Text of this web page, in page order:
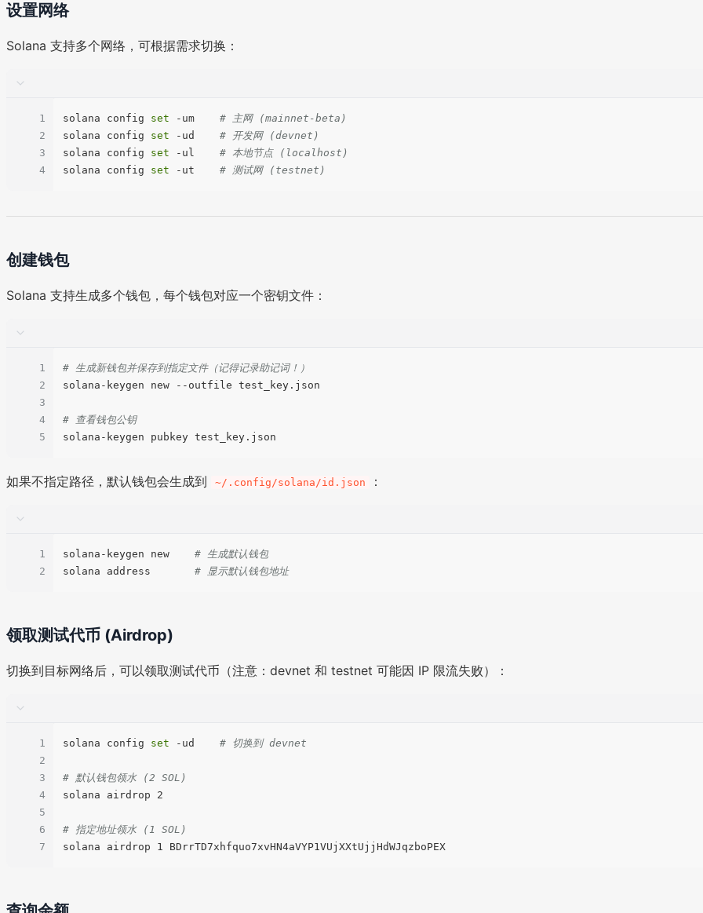
设置网络
Solana 支持多个网络，可根据需求切换：
1
2
3
4
solana config set -um # 主网 (mainnet-beta)
solana config set -ud # 开发网 (devnet)
solana config set -ul # 本地节点 (localhost)
solana config set -ut # 测试网 (testnet)
创建钱包
Solana 支持生成多个钱包，每个钱包对应一个密钥文件：
1
2
3
4
5
# 生成新钱包并保存到指定文件（记得记录助记词！）
solana-keygen new --outfile test_key.json
# 查看钱包公钥
如果不指定路径，默认钱包会生成到 ~/.config/solana/id.json ：
1
2
solana-keygen new # 生成默认钱包
solana address # 显示默认钱包地址
领取测试代币 (Airdrop)
切换到目标网络后，可以领取测试代币（注意：devnet 和 testnet 可能因 IP 限流失败）：
1
2
3
4
5
6
7
solana config set -ud # 切换到 devnet
# 默认钱包领水 (2 SOL)
solana airdrop 2
# 指定地址领水 (1 SOL)